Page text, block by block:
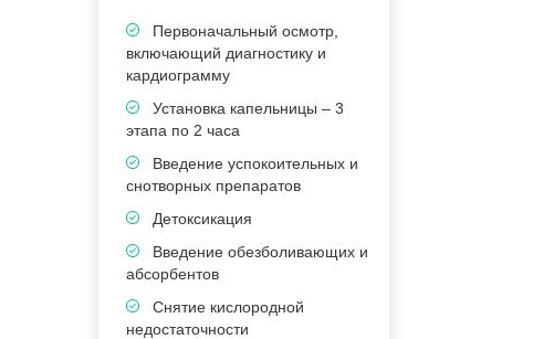
Первоначальный осмотр,
включающий диагностику и
кардиограмму
Установка капельницы – 3
этапа по 2 часа
Введение успокоительных и
снотворных препаратов
Детоксикация
Введение обезболивающих и
абсорбентов
Снятие кислородной
недостаточности